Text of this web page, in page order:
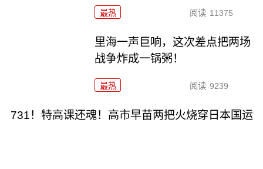
最热 阅读 11375
里海一声巨响，这次差点把两场
战争炸成一锅粥！
最热 阅读 9239
731！特高课还魂！高市早苗两把火烧穿日本国运